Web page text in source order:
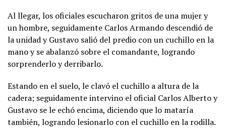
Al llegar, los oficiales escucharon gritos de una mujer y
un hombre, seguidamente Carlos Armando descendió de
la unidad y Gustavo salió del predio con un cuchillo en la
mano y se abalanzó sobre el comandante, logrando
sorprenderlo y derribarlo.
Estando en el suelo, le clavó el cuchillo a altura de la
cadera; seguidamente intervino el oficial Carlos Alberto y
Gustavo se le echó encima, diciendo que lo mataría
también, logrando lesionarlo con el cuchillo en la rodilla.